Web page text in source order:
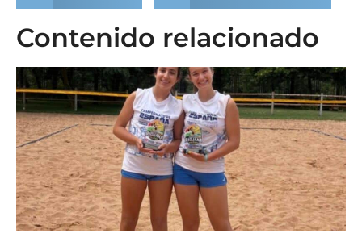
Contenido relacionado